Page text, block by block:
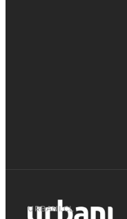
URBANI.CL